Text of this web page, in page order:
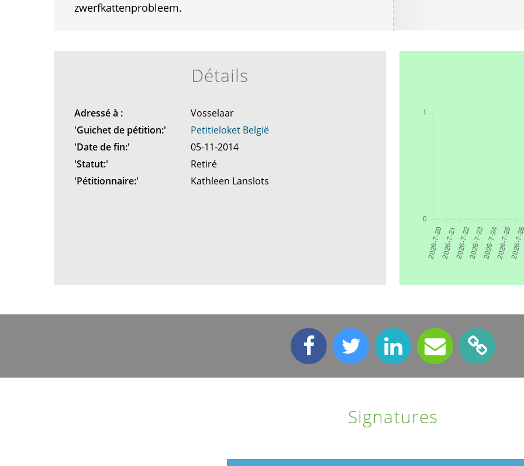
zwerfkattenprobleem.
Détails
Adressé à :
Vosselaar
'Guichet de pétition:'
Petitieloket België
'Date de fin:'
05-11-2014
'Statut:'
Retiré
'Pétitionnaire:'
Kathleen Lanslots
Signatures